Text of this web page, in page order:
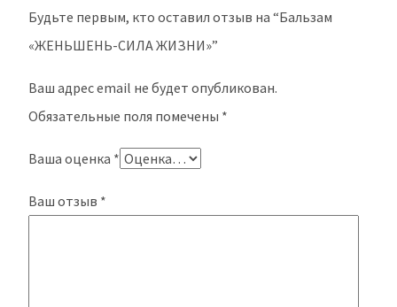
Будьте первым, кто оставил отзыв на “Бальзам
«ЖЕНЬШЕНЬ-СИЛА ЖИЗНИ»”
Ваш адрес email не будет опубликован.
Обязательные поля помечены *
Ваша оценка *
Ваш отзыв *